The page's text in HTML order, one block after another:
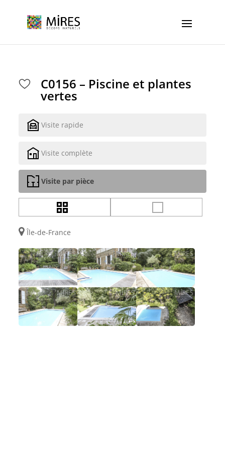
C0156 – Piscine et plantes
vertes
Visite rapide
Visite complète
Visite par pièce
Île-de-France